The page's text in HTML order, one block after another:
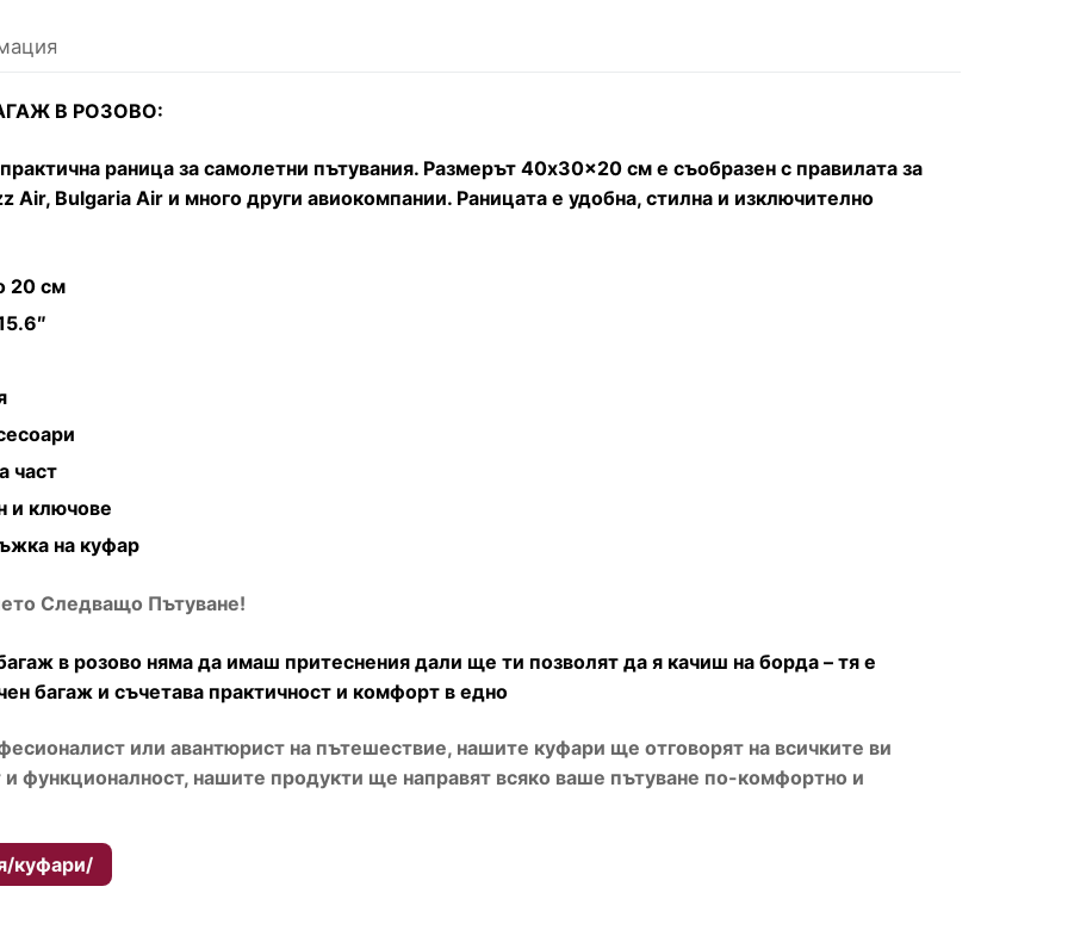
В РОЗОВО:
раница за самолетни пътувания. Размерът 40x30x20 см е съобразен с правилата за
Air, Bulgaria Air и много други авиокомпании. Раницата е удобна, стилна и изключително
20 см
част
и ключове
на куфар
Следващо Пътуване!
в розово няма да имаш притеснения дали ще ти позволят да я качиш на борда – тя е
багаж и съчетава практичност и комфорт в едно
или авантюрист на пътешествие, нашите куфари ще отговорят на всичките ви
функционалност, нашите продукти ще направят всяко ваше пътуване по-комфортно и
куфари/